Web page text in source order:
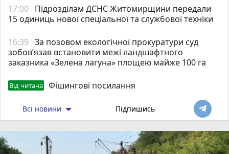
17:00 Підрозділам ДСНС Житомирщини передали
15 одиниць нової спеціальної та службової техніки
16:39 За позовом екологічної прокуратури суд
зобов’язав встановити межі ландшафтного
заказника «Зелена лагуна» площею майже 100 га
Від читача Фішингові посилання
Всі новини Підпишись